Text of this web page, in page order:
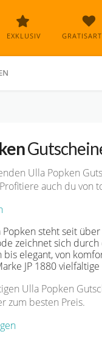
EXKLUSIV
Ulla Popken
auch du von
Popken steht seit
zeichnet sich
bis elegant, von
JP 1880
Ulla Popken
zum besten Preis.